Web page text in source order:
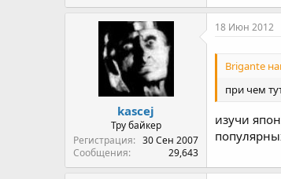
kascej
Тру байкер
Регистрация
30 Сен 2007
Сообщения
29,643
18 Июн 2012
Brigante
при чем
изучи